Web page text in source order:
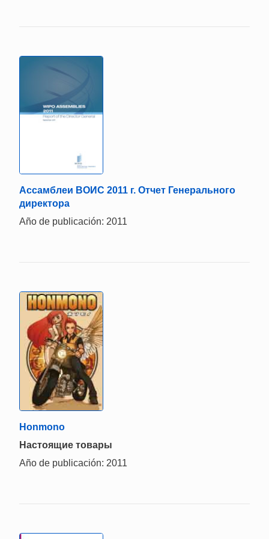
Ассамблеи ВОИС 2011 г. Отчет Генерального
директора
Año de publicación: 2011
Honmono
Настоящие товары
Año de publicación: 2011